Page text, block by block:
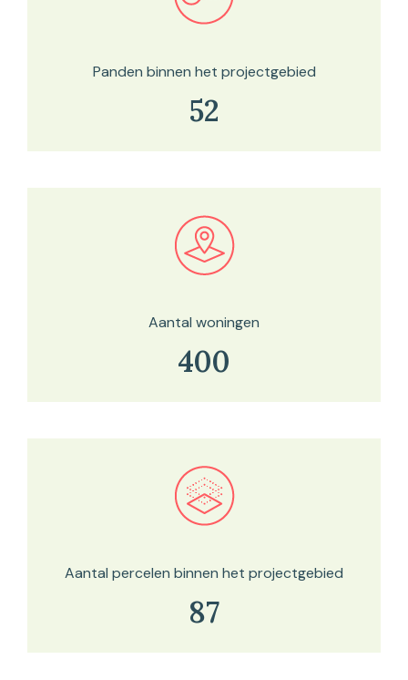
Bekijk in onze kaartviewer
Panden binnen het projectgebied
52
Bekijk in onze kaartviewer
Aantal woningen
400
Bekijk in onze kaartviewer
Aantal percelen binnen het projectgebied
87